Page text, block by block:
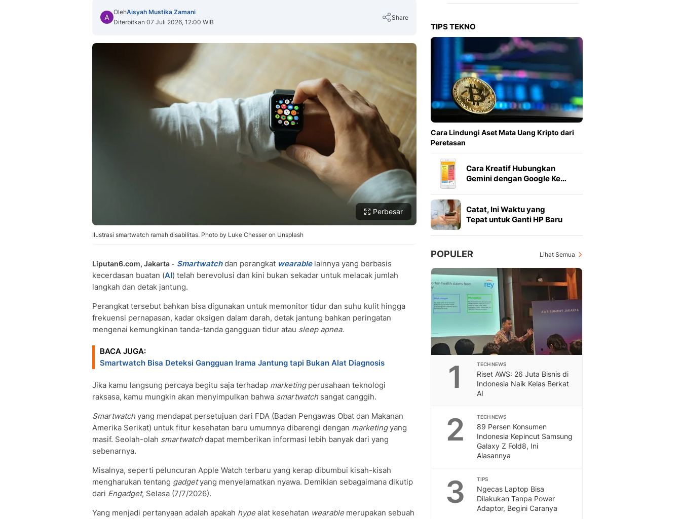
OlehAisyah Mustika Zamani
Diterbitkan 07 Juli 2026, 12:00 WIB
Share
Perbesar
Ilustrasi smartwatch ramah disabilitas. Photo by Luke Chesser on Unsplash
Liputan6.com, Jakarta - Smartwatchdan perangkat wearablelainnya yang berbasis
kecerdasan buatan (AI) telah berevolusi dan kini bukan sekadar untuk melacak jumlah
langkah dan detak jantung.
Perangkat tersebut bahkan bisa digunakan untuk memonitor tidur dan suhu kulit hingga
frekuensi pernapasan, kadar oksigen dalam darah, detak jantung bahkan peringatan
mengenai kemungkinan tanda-tanda gangguan tidur atau sleep apnea.
BACA JUGA:
Smartwatch Bisa Deteksi Gangguan Irama Jantung tapi Bukan Alat Diagnosis
Jika kamu langsung percaya begitu saja terhadap marketingperusahaan teknologi
raksasa, kamu mungkin akan menyimpulkan bahwa smartwatchsangat canggih.
Smartwatchyang mendapat persetujuan dari FDA (Badan Pengawas Obat dan Makanan
Amerika Serikat) untuk fitur kesehatan baru umumnya dibarengi dengan marketingyang
masif. Seolah-olah smartwatchdapat memberikan informasi lebih banyak dari yang
sebenarnya.
Misalnya, seperti peluncuran Apple Watch terbaru yang kerap dibumbui kisah-kisah
mengharukan tentang gadgetyang menyelamatkan nyawa. Demikian sebagaimana dikutip
dari Engadget, Selasa (7/7/2026).
Yang menjadi pertanyaan adalah apakah hypealat kesehatan wearablemerupakan sebuah
TIPS TEKNO
Cara Lindungi Aset Mata Uang Kripto dari
Peretasan
Cara Kreatif Hubungkan
Gemini dengan Google Ke…
Catat, Ini Waktu yang
Tepat untuk Ganti HP Baru
POPULER Lihat Semua
1 TECH NEWS
Riset AWS: 26 Juta Bisnis di
Indonesia Naik Kelas Berkat
AI
2 TECH NEWS
89 Persen Konsumen
Indonesia Kepincut Samsung
Galaxy Z Fold8, Ini
Alasannya
3 TIPS
Ngecas Laptop Bisa
Dilakukan Tanpa Power
Adaptor, Begini Caranya